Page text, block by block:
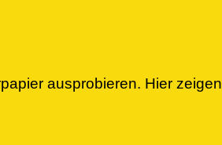
ausprobieren. Hier zeigen